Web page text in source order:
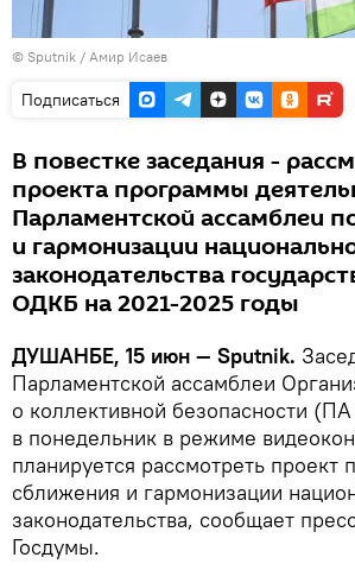
© Sputnik / Амир Исаев
Подписаться
В повестке заседания -
проекта программы
Парламентской ассамблеи
и гармонизации
законодательства
ОДКБ на 2021-2025 годы
ДУШАНБЕ, 15 июн — Sputnik.
Парламентской ассамблеи
о коллективной безопасности
в понедельник в режиме
планируется рассмотреть проект
сближения и гармонизации
законодательства, сообщает
Госдумы.